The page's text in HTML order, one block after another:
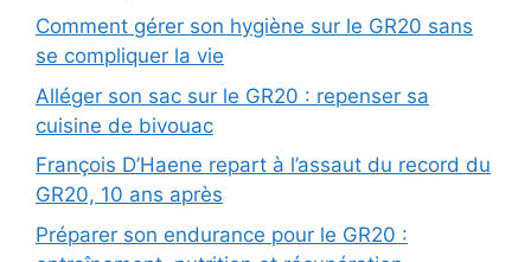
Comment gérer son hygiène sur le GR20 sans
se compliquer la vie
Alléger son sac sur le GR20 : repenser sa
cuisine de bivouac
François D’Haene repart à l’assaut du record du
GR20, 10 ans après
Préparer son endurance pour le GR20 :